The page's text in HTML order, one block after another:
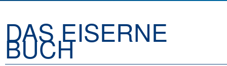
DAS EISERNE
BUCH